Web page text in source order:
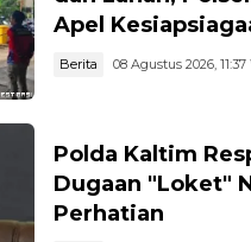
Apel
Berita 08 Agustus 2026,
Polda Kaltim
Dugaan "Loket"
Perhatian